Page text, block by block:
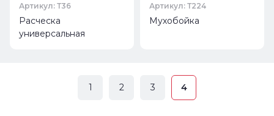
Артикул: Т36
Расческа
универсальная
Артикул: Т224
Мухобойка
1 2 3 4